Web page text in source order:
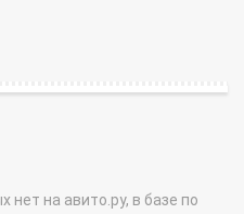
нет на авито.ру, в базе по